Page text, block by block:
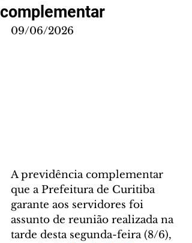
complementar
09/06/2026
A previdência complementar
que a Prefeitura de Curitiba
garante aos servidores foi
assunto de reunião realizada na
tarde desta segunda-feira (8/6),